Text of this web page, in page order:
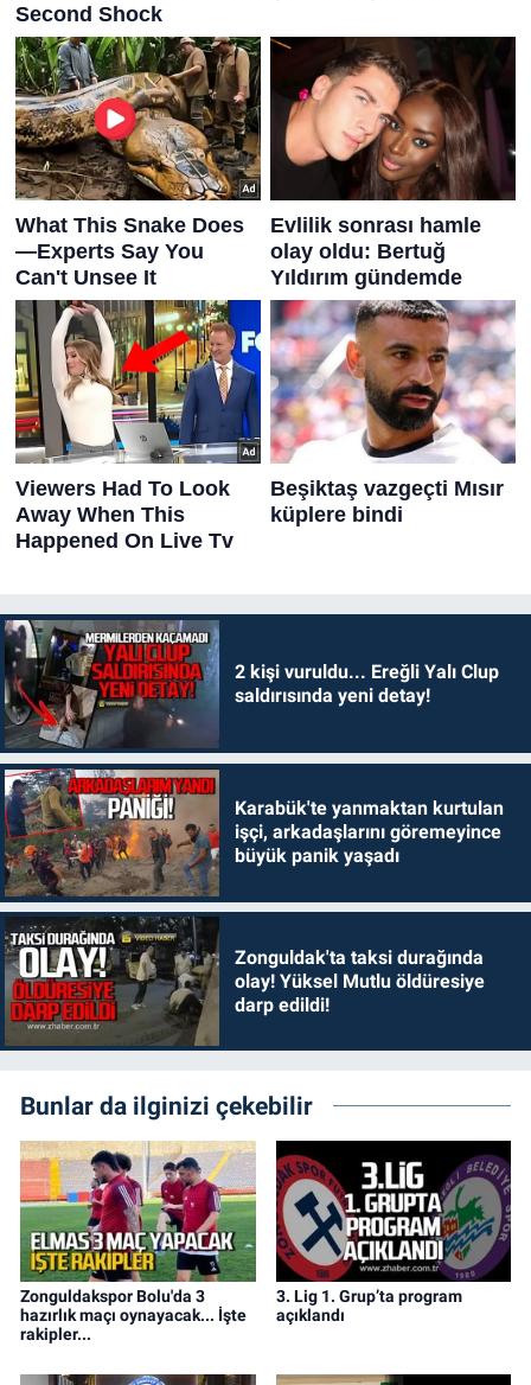
2 kişi vuruldu... Ereğli Yalı Clup
saldırısında yeni detay!
Karabük'te yanmaktan kurtulan
işçi, arkadaşlarını göremeyince
büyük panik yaşadı
Zonguldak'ta taksi durağında
olay! Yüksel Mutlu öldüresiye
darp edildi!
Bunlar da ilginizi çekebilir
Zonguldakspor Bolu'da 3
hazırlık maçı oynayacak... İşte
rakipler...
3. Lig 1. Grup’ta program
açıklandı